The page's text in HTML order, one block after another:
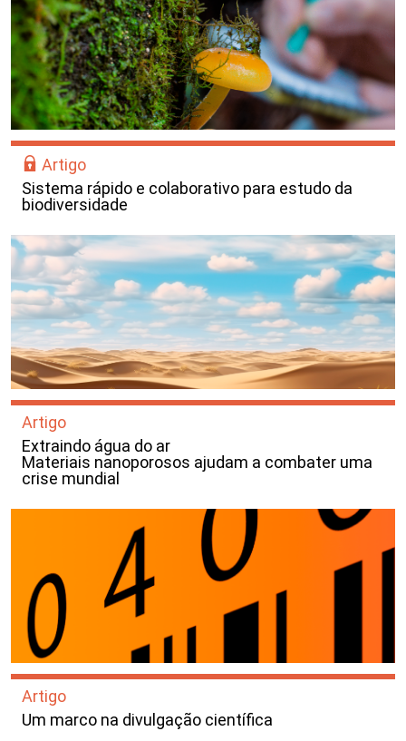
Artigo
Sistema rápido e colaborativo para estudo da
biodiversidade
Artigo
Extraindo água do ar
Materiais nanoporosos ajudam a combater uma
crise mundial
Artigo
Um marco na divulgação científica